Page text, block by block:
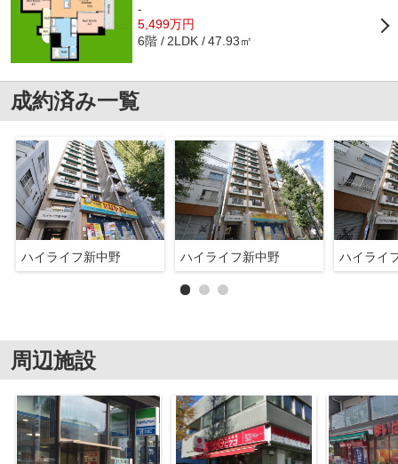
-
5,499万円
6階 2LDK 47.93㎡
成約済み一覧
ハイライフ新中野 ハイライフ新中野 ハイライ
周辺施設